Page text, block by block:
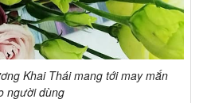
Khai Thái mang tới may mắn
người dùng